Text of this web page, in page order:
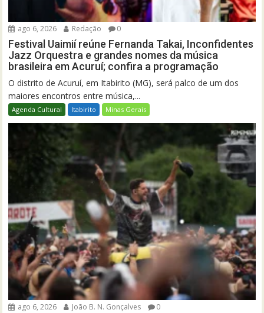
ago 6, 2026 Redação 0
Festival Uaimií reúne Fernanda Takai, Inconfidentes
Jazz Orquestra e grandes nomes da música
brasileira em Acuruí; confira a programação
O distrito de Acuruí, em Itabirito (MG), será palco de um dos
maiores encontros entre música,...
Agenda Cultural Itabirito Minas Gerais
ago 6, 2026 João B. N. Gonçalves 0